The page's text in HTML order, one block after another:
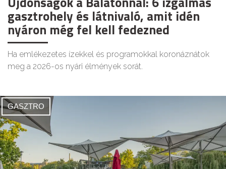
gasztrohely és látnivaló, amit idén
nyáron még fel kell fedezned
Ha emlékezetes ízekkel és programokkal koronáznátok
meg a 2026-os nyári élmények sorát.
GASZTRO